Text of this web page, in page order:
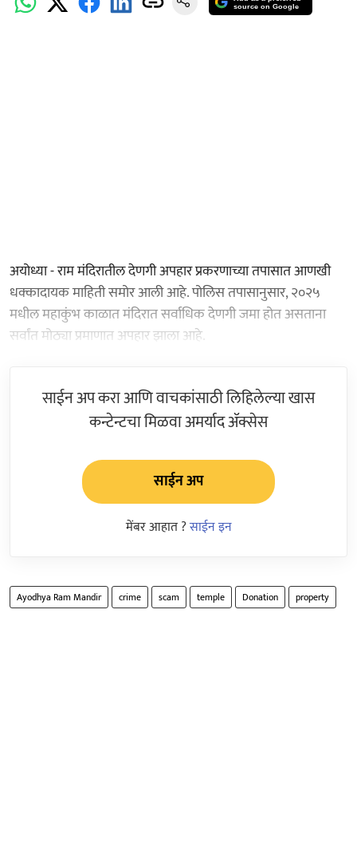
source on Google
अयोध्या - राम मंदिरातील देणगी अपहार प्रकरणाच्या तपासात आणखी
धक्कादायक माहिती समोर आली आहे. पोलिस तपासानुसार, २०२५
मधील महाकुंभ काळात मंदिरात सर्वाधिक देणगी जमा होत असताना
सर्वांत मोठ्या प्रमाणात अपहार झाला आहे.
साईन अप करा आणि वाचकांसाठी लिहिलेल्या खास
कन्टेन्टचा मिळवा अमर्याद ॲक्सेस
साईन अप
मेंबर आहात ?साईन इन
Ayodhya Ram Mandir crime scam temple Donation property